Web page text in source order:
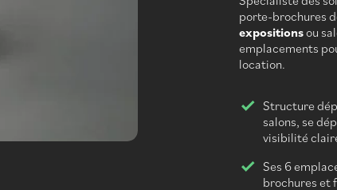
porte-brochures
expositionsou
emplacements
location.
Structure
salons, se
visibilité
Ses 6
brochures et